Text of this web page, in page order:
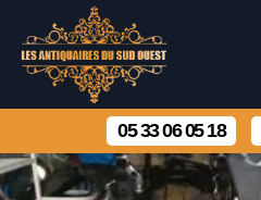
05 33 06 05 18